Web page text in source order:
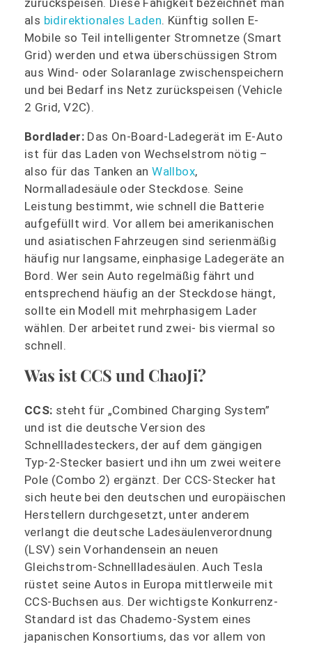
als bidirektionales Laden. Künftig sollen E-
Mobile so Teil intelligenter Stromnetze (Smart
Grid) werden und etwa überschüssigen Strom
aus Wind- oder Solaranlage zwischenspeichern
und bei Bedarf ins Netz zurückspeisen (Vehicle
2 Grid, V2C).
Bordlader: Das On-Board-Ladegerät im E-Auto
ist für das Laden von Wechselstrom nötig –
also für das Tanken anWallbox,
Normalladesäule oder Steckdose. Seine
Leistung bestimmt, wie schnell die Batterie
aufgefüllt wird. Vor allem bei amerikanischen
und asiatischen Fahrzeugen sind serienmäßig
häufig nur langsame, einphasige Ladegeräte an
Bord. Wer sein Auto regelmäßig fährt und
entsprechend häufig an der Steckdose hängt,
sollte ein Modell mit mehrphasigem Lader
wählen. Der arbeitet rund zwei- bis viermal so
schnell.
Was ist CCS und ChaoJi?
CCS: steht für „Combined Charging System”
und ist die deutsche Version des
Schnellladesteckers, der auf dem gängigen
Typ-2-Stecker basiert und ihn um zwei weitere
Pole (Combo 2) ergänzt. Der CCS-Stecker hat
sich heute bei den deutschen und europäischen
Herstellern durchgesetzt, unter anderem
verlangt die deutsche Ladesäulenverordnung
(LSV) sein Vorhandensein an neuen
Gleichstrom-Schnellladesäulen. Auch Tesla
rüstet seine Autos in Europa mittlerweile mit
CCS-Buchsen aus. Der wichtigste Konkurrenz-
Standard ist das Chademo-System eines
japanischen Konsortiums, das vor allem von